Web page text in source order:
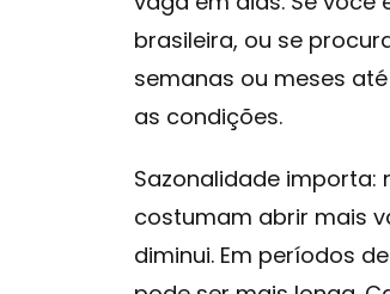
brasileira, ou se
semanas ou meses
as condições.
Sazonalidade importa:
costumam abrir mais
diminui. Em períodos